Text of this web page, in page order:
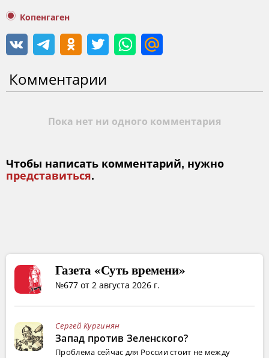
Копенгаген
Комментарии
Пока нет ни одного комментария
Чтобы написать комментарий, нужно
представиться.
Газета «Суть времени»
№677 от 2 августа 2026 г.
Сергей Кургинян
Запад против Зеленского?
Проблема сейчас для России стоит не между